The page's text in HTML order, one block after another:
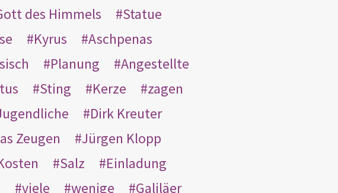
des Himmels
Statue
Kyrus
Aschpenas
Planung
Angestellte
Sting Kerze
zagen
Dirk Kreuter
Zeugen
Jürgen Klopp
Salz
Einladung
viele wenige
Galiläer